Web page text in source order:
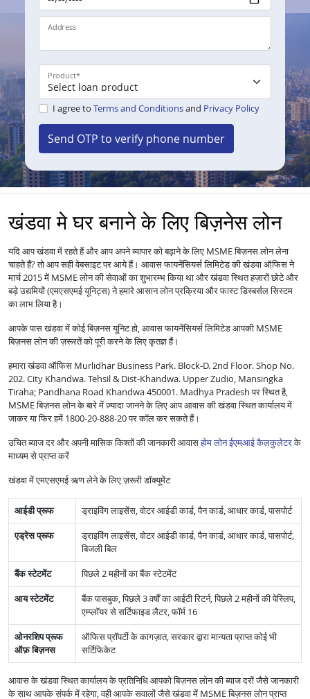
Address
Product*
I agree to Terms and Conditionsand Privacy Policy
Send OTP to verify phone number
खंडवा मे घर बनाने के लिए बिज़नेस लोन
यदि आप खंडवा में रहते हैं और आप अपने व्यापार को बढ़ाने के लिए MSME बिज़नस लोन लेना
चाहते हैं? तो आप सही वेबसाइट पर आये हैं। आवास फायनेंसियर्स लिमिटेड की खंडवा ऑफिस ने
मार्च 2015 में MSME लोन की सेवाओं का शुभारम्भ किया था और खंडवा स्थित हज़ारों छोटे और
बड़े उद्यमियों (एमएसएमई यूनिट्स) ने हमारे आसान लोन प्रक्रिया और फास्ट डिस्बर्सल सिस्टम
का लाभ लिया है।
आपके पास खंडवा में कोई बिज़नस यूनिट हो, आवास फायनेंसियर्स लिमिटेड आपकी MSME
बिज़नस लोन की ज़रूरतें को पूरी करने के लिए कृतज्ञ हैं।
हमारा खंडवा ऑफिस Murlidhar Business Park. Block-D. 2nd Floor. Shop No.
202. City Khandwa. Tehsil & Dist-Khandwa. Upper Zudio, Mansingka
Tiraha; Pandhana Road Khandwa 450001. Madhya Pradesh पर स्थित है,
MSME बिज़नस लोन के बारे में ज़्यादा जानने के लिए आप आवास की खंडवा स्थित कार्यालय में
जाकर या फिर हमें 1800-20-888-20 पर कॉल कर सकते हैं।
उचित ब्याज दर और अपनी मासिक किश्तों की जानकारी आवासहोम लोन ईएमआई कैलकुलेटरके
माध्यम से प्राप्त करें
खंडवा में एमएसएमई ऋण लेने के लिए ज़रूरी डॉक्यूमेंट
आईडी प्रूफ
ड्राइविंग लाइसेंस, वोटर आईडी कार्ड, पैन कार्ड, आधार कार्ड, पासपोर्ट
एड्रेस प्रूफ
ड्राइविंग लाइसेंस, वोटर आईडी कार्ड, पैन कार्ड, आधार कार्ड, पासपोर्ट,
बिजली बिल
बैंक स्टेटमेंट
पिछले 2 महीनों का बैंक स्टेटमेंट
आय स्टेटमेंट
बैंक पासबुक, पिछले 3 वर्षों का आईटी रिटर्न, पिछले 2 महीनों की पेस्लिप,
एम्प्लॉयर से सर्टिफाइड लैटर, फॉर्म 16
ओनरशिप प्रूफ
ऑफ़ बिज़नस
ऑफिस प्रॉपर्टी के कागज़ात, सरकार द्वारा मान्यता प्राप्त कोई भी
सर्टिफिकेट
आवास के खंडवा स्थित कार्यालय के प्रतिनिधि आपको बिज़नस लोन की ब्याज दरों जैसे जानकारी
के साथ आपके संपर्क में रहेगा, वही आपके सवालों जैसे खंडवा में MSME बिज़नस लोन प्राप्त